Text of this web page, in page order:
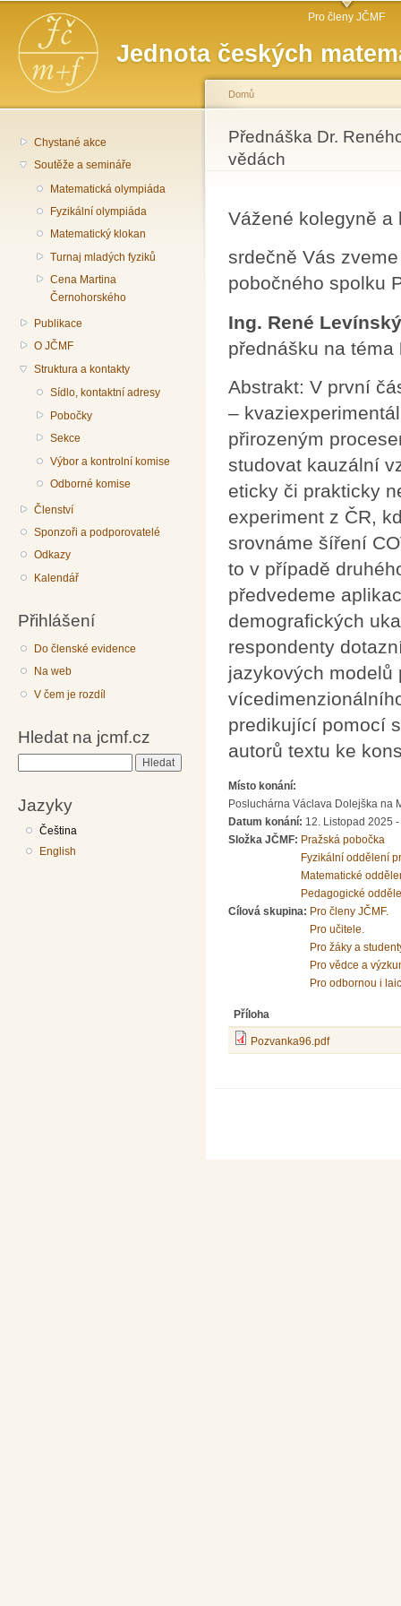
Jednota českých
Hlavní menu Pro členy JČMF
Chystané akce
Soutěže a semináře
Matematická olympiáda
Fyzikální olympiáda
Matematický klokan
Turnaj mladých fyziků
Cena Martina
Černohorského
Publikace
O JČMF
Struktura a kontakty
Sídlo, kontaktní adresy
Pobočky
Sekce
Výbor a kontrolní komise
Odborné komise
Členství
Sponzoři a podporovatelé
Odkazy
Kalendář
Přihlášení
Do členské evidence
Na web
V čem je rozdíl
Hledat na jcmf.cz
Jazyky
Čeština
English
Jste zde
Domů
Přednáška Dr.
vědách
Vážené kolegyně a
srdečně Vás
pobočného spolku
Ing. René
přednášku na téma
Abstrakt: V první
–
přirozeným
studovat kauzální
eticky či prakticky
experiment z ČR,
srovnáme šíření
to v případě
předvedeme
demografických
respondenty
jazykových modelů
predikující pomocí
autorů textu ke
Místo konání:
Posluchárna Václava Dolejška na
Datum konání: 12. Listopad 2025
Složka JČMF: Pražská pobočka
Fyzikální oddělení
Matematické
Pedagogické
Cílová skupina: Pro členy JČMF.
Pro učitele.
Pro žáky a
Pro vědce a
Pro odbornou i
Příloha
Pozvanka96.pdf